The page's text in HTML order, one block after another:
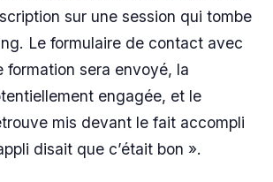
sur une session qui tombe
Le formulaire de contact avec
formation sera envoyé, la
engagée, et le
mis devant le fait accompli
disait que c’était bon ».